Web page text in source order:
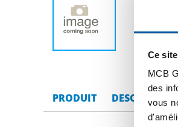
Ce
MCB
des
vous
PRODUIT